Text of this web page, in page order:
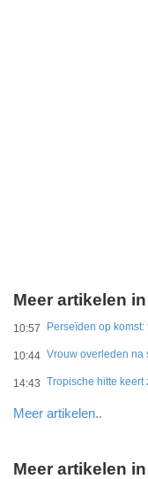
Meer artikelen
10:57 Perseïden op
10:44
14:43 Tropische hitte keert
Meer artikelen..
Meer artikelen